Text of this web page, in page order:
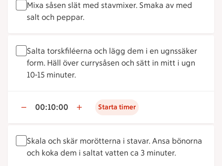
Mixa såsen slät med stavmixer. Smaka av med
salt och peppar.
Salta torskfiléerna och lägg dem i en ugnssäker
form. Häll över currysåsen och sätt in mitt i ugn
10-15 minuter.
00:10:00 Starta timer
Skala och skär morötterna i stavar. Ansa bönorna
och koka dem i saltat vatten ca 3 minuter.